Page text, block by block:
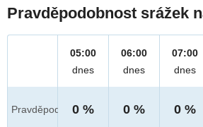
Pravděpodobnost srážek
Pravděpod.
05:00
dnes
0 %
06:00
dnes
0 %
07:00
dnes
0 %